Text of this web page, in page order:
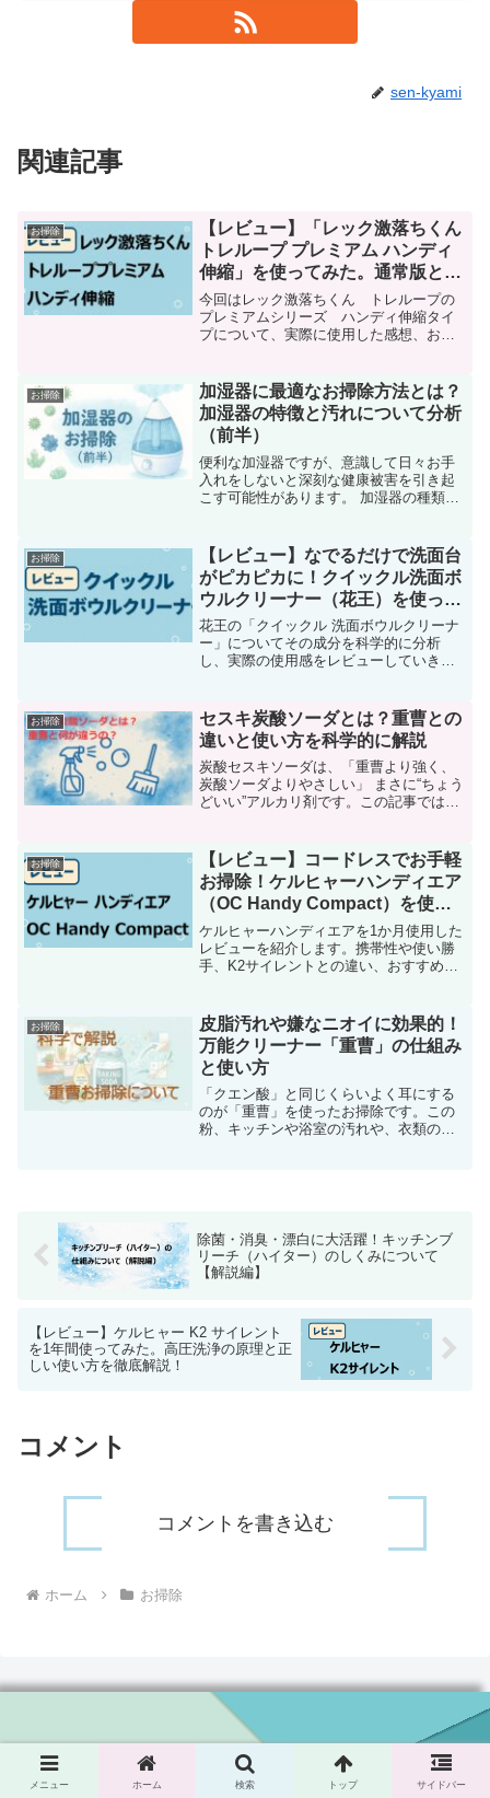
sen-kyami
関連記事
お掃除
【レビュー】「レック激落ちくん
トレループ プレミアム ハンディ
伸縮」を使ってみた。通常版との
違いを徹底比較！
今回はレック激落ちくん トレループの
プレミアムシリーズ ハンディ伸縮タイ
プについて、実際に使用した感想、およ
ーズですが、価格に見合う素晴らしい製
品でした。
お掃除
加湿器に最適なお掃除方法とは？
加湿器の特徴と汚れについて分析
（前半）
便利な加湿器ですが、意識して日々お手
入れをしないと深刻な健康被害を引き起
こす可能性があります。 加湿器の種類
て身近な科学の目線でふれていきます。
お掃除
【レビュー】なでるだけで洗面台
がピカピカに！クイックル洗面ボ
ウルクリーナー（花王）を使って
みた
花王の「クイックル 洗面ボウルクリーナ
ー」についてその成分を科学的に分析
し、実際の使用感をレビューしていきま
話題の新発想クリーナーです。
お掃除
セスキ炭酸ソーダとは？重曹との
違いと使い方を科学的に解説
炭酸セスキソーダは、「重曹より強く、
炭酸ソーダよりやさしい」 まさに“ちょう
どいい”アルカリ剤です。この記事では炭
ら、科学的にわかりやすく解説します。
お掃除
【レビュー】コードレスでお手軽
お掃除！ケルヒャーハンディエア
（OC Handy Compact）を使っ
てみた
ケルヒャーハンディエアを1か月使用した
レビューを紹介します。携帯性や使い勝
手、K2サイレントとの違い、おすすめの
す。
お掃除
皮脂汚れや嫌なニオイに効果的！
万能クリーナー「重曹」の仕組み
と使い方
「クエン酸」と同じくらいよく耳にする
のが「重曹」を使ったお掃除です。この
粉、キッチンや浴室の汚れや、衣類の消
除菌・消臭・漂白に大活躍！キッチンブ
リーチ（ハイター）のしくみについて
【解説編】
【レビュー】ケルヒャー K2 サイレント
を1年間使ってみた。高圧洗浄の原理と正
しい使い方を徹底解説！
コメント
コメントを書き込む
ホーム お掃除
理系パパのお家ブログ
プライバシーポリシー＆免責事項 お問い合わせフォーム
メニュー ホーム 検索 トップ サイドバー